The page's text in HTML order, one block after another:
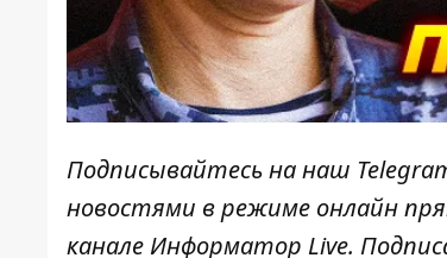
Подписывайтесь на наш
новостями в режиме онлайн
канале Информатор Live.